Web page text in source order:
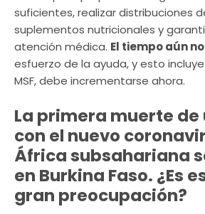
suficientes, realizar distribuciones
suplementos nutricionales y
atención médica. El tiempo aún
esfuerzo de la ayuda, y esto
MSF, debe incrementarse ahora.
La primera muerte
con el nuevo
África subsahariana
en Burkina Faso. ¿Es
gran preocupación?